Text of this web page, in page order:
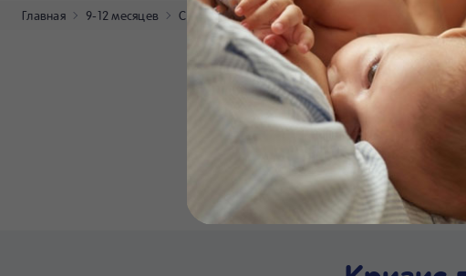
Главная 9-12 месяцев Статьи Кризис первого года жизни ребенка
Бейбимания